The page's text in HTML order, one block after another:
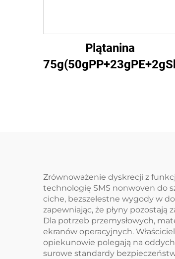
Plątanina
Zrównoważenie dyskrecji z
technologię SMS nonwoven do
ciche, bezszelestne wygody w
zapewniając, że płyny pozostają
Dla potrzeb przemysłowych,
ekranów operacyjnych.
opiekunowie polegają na
surowe standardy